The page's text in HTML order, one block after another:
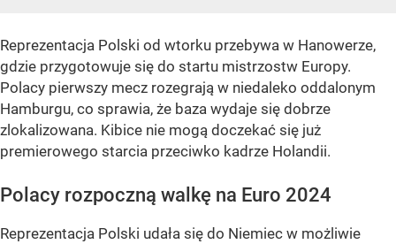
Reprezentacja Polski od wtorku przebywa w Hanowerze,
gdzie przygotowuje się do startu mistrzostw Europy.
Polacy pierwszy mecz rozegrają w niedaleko oddalonym
Hamburgu, co sprawia, że baza wydaje się dobrze
zlokalizowana. Kibice nie mogą doczekać się już
premierowego starcia przeciwko kadrze Holandii.
Polacy rozpoczną walkę na Euro 2024
Reprezentacja Polski udała się do Niemiec w możliwie